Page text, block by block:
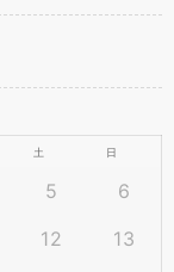
土 日
5
6
12
13